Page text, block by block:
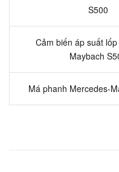
S500
Cảm biến áp suất
Maybach
Má phanh Mercedes-